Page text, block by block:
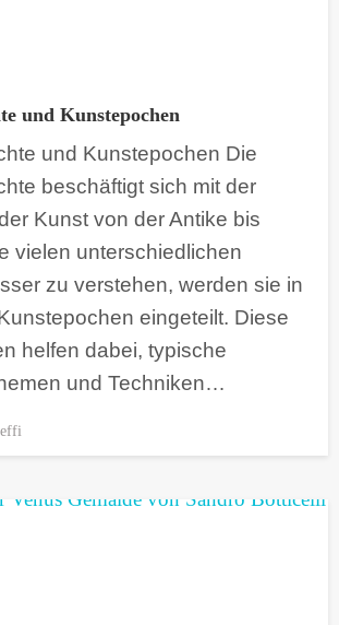
und Kunstepochen
und Kunstepochen Die
beschäftigt sich mit der
Kunst von der Antike bis
vielen unterschiedlichen
zu verstehen, werden sie in
eingeteilt. Diese
helfen dabei, typische
und Techniken…